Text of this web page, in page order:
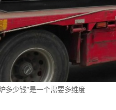
多少钱”是一个需要多维度